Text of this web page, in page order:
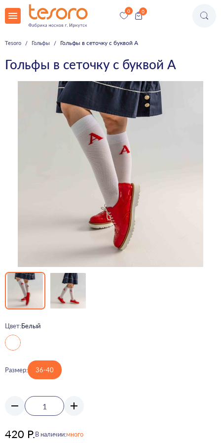
Tesoro Гольфы Гольфы в сеточку с буквой А
Гольфы в сеточку с буквой А
Цвет:Белый
Размер: 36-40
420 Р.В наличии:много